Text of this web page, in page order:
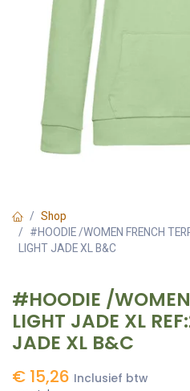
Shop
#HOODIE /WOMEN FRENCH
LIGHT JADE XL B&C
#HOODIE /WOMEN
LIGHT JADE XL
JADE XL B&C
€ 15,26 Inclusief btw